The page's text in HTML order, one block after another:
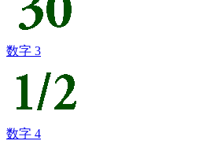
数字 3
数字 4